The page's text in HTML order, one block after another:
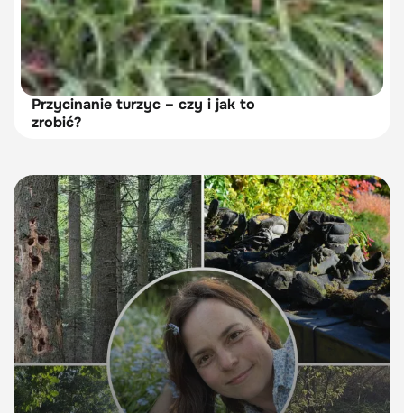
Przycinanie turzyc – czy i jak to
zrobić?